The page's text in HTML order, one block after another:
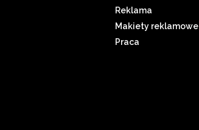
Reklama
Makiety reklamowe
Praca